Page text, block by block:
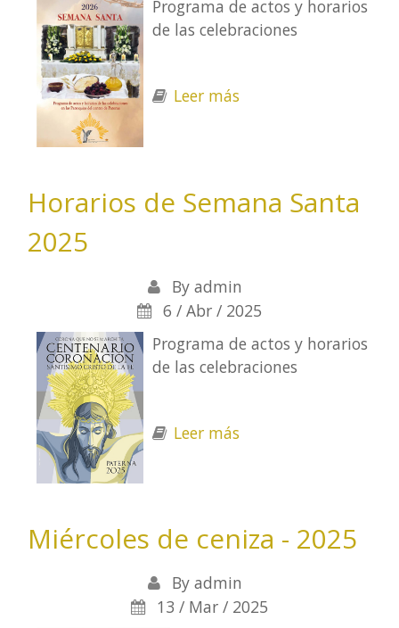
Programa de actos y horarios
de las celebraciones
Leer más
Horarios de Semana Santa
2025
By admin
6 / Abr / 2025
Programa de actos y horarios
de las celebraciones
Leer más
Miércoles de ceniza - 2025
By admin
13 / Mar / 2025